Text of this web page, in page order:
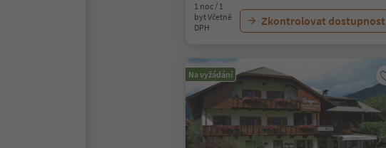
1 noc / 1
byt Včetně
DPH
Zkontrolovat dostupnost
Na vyžádání